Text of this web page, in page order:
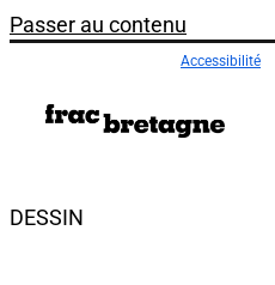
Passer au contenu
Accessibilité
DESSIN